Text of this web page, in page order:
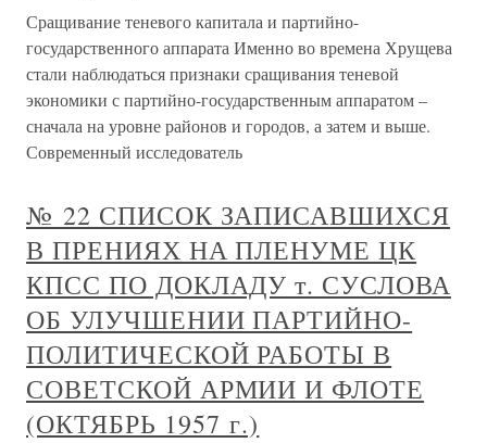
Сращивание теневого капитала и партийно-
государственного аппарата Именно во времена Хрущева
стали наблюдаться признаки сращивания теневой
экономики с партийно-государственным аппаратом –
сначала на уровне районов и городов, а затем и выше.
Современный исследователь
№ 22 СПИСОК ЗАПИСАВШИХСЯ
В ПРЕНИЯХ НА ПЛЕНУМЕ ЦК
КПСС ПО ДОКЛАДУ т. СУСЛОВА
ОБ УЛУЧШЕНИИ ПАРТИЙНО-
ПОЛИТИЧЕСКОЙ РАБОТЫ В
СОВЕТСКОЙ АРМИИ И ФЛОТЕ
(ОКТЯБРЬ 1957 г.)